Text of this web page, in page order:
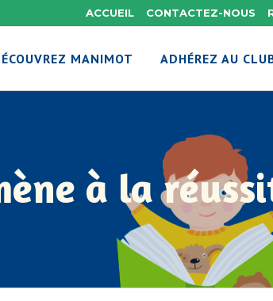
ACCUEIL CONTACTEZ-NOUS
MANIMOT ADHÉREZ AU
à la